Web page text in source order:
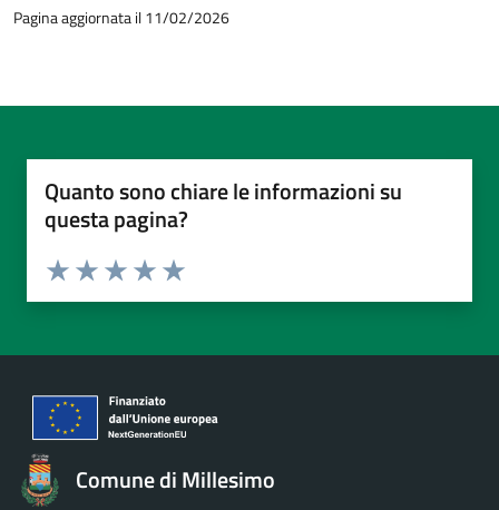
Pagina aggiornata il 11/02/2026
Quanto sono chiare le informazioni su
questa pagina?
Valuta da 1 a 5 stelle la pagina
Valuta 5 stelle su 5
Valuta 4 stelle su 5
Valuta 3 stelle su 5
Valuta 2 stelle su 5
Valuta 1 stelle su 5
Comune di Millesimo